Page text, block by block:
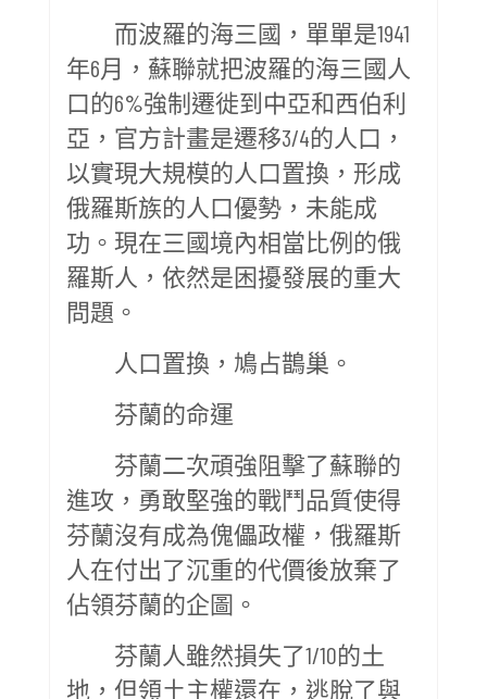
而波羅的海三國，單單是1941
年6月，蘇聯就把波羅的海三國人
口的6%強制遷徙到中亞和西伯利
亞，官方計畫是遷移3/4的人口，
以實現大規模的人口置換，形成
俄羅斯族的人口優勢，未能成
功。現在三國境內相當比例的俄
羅斯人，依然是困擾發展的重大
問題。
人口置換，鳩占鵲巢。
芬蘭的命運
芬蘭二次頑強阻擊了蘇聯的
進攻，勇敢堅強的戰鬥品質使得
芬蘭沒有成為傀儡政權，俄羅斯
人在付出了沉重的代價後放棄了
佔領芬蘭的企圖。
芬蘭人雖然損失了1/10的土
地，但領土主權還在，逃脫了與